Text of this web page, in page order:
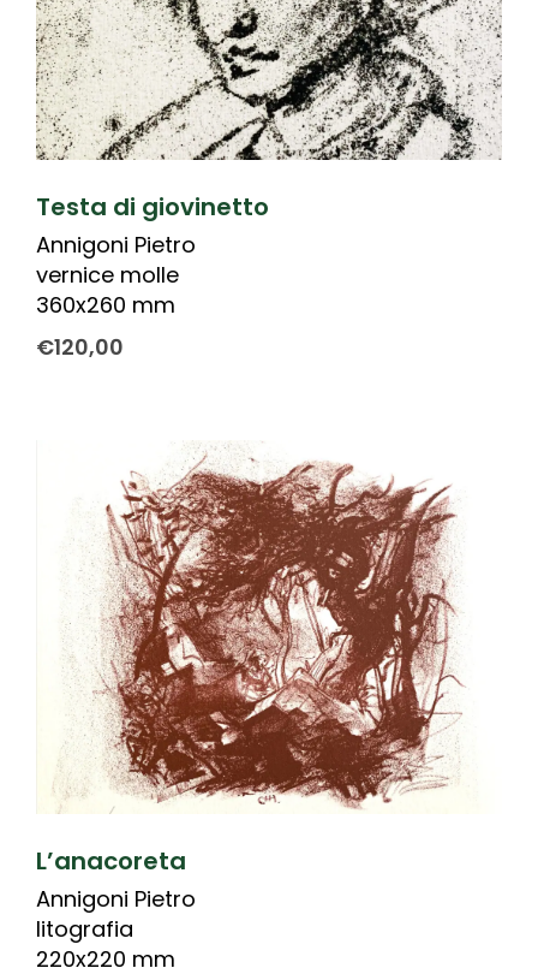
Testa di giovinetto
Annigoni Pietro
vernice molle
360x260 mm
€120,00
L’anacoreta
Annigoni Pietro
litografia
220x220 mm